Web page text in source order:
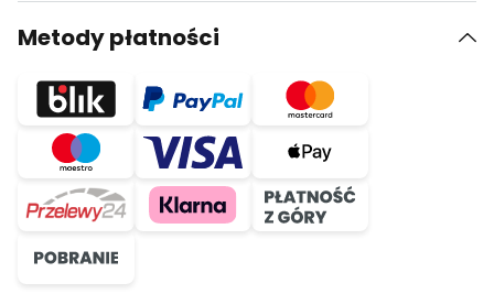
Metody płatności